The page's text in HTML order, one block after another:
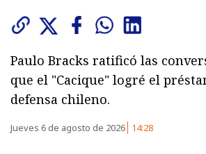
Paulo Bracks ratificó las
que el "Cacique" logré el
defensa chileno.
Jueves 6 de agosto de 2026 14:28